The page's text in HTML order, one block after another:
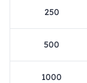
250
500
1000